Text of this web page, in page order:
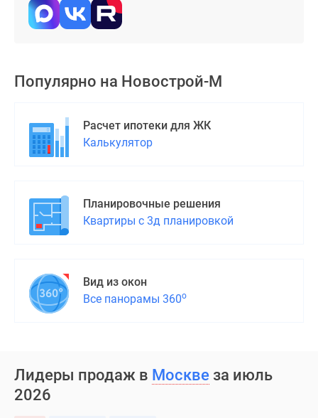
Субсидированная
Rutube
Программа
реновации
Новостройки
премиум-
класса
Рассрочка
Траншевая
Популярно на Новострой-М
Расчет ипотеки для ЖК
Калькулятор
Планировочные решения
Квартиры с 3д планировкой
Вид из окон
Все панорамы 360о
Лидеры продаж в Москве за июль
2026